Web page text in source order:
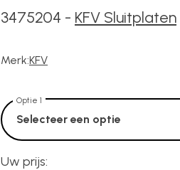
3475204 - KFV Sluitplaten
Merk:KFV
Optie 1
Selecteer een optie
Uw prijs: